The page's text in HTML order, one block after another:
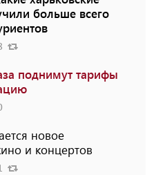
больше всего
поднимут тарифы
новое
и концертов